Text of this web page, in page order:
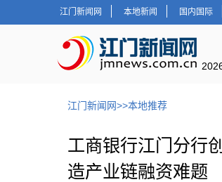
江门新闻网 本地新闻 国内国际
江门新闻网>>本地推荐
工商银行江门分行
造产业链融资难题